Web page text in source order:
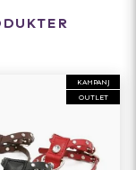
KAMPANJ
OUTLET